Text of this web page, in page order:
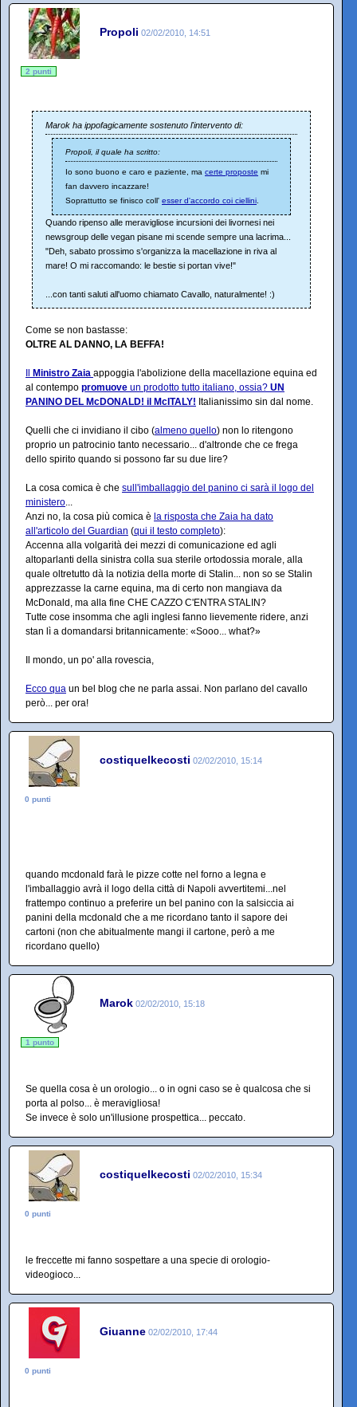
Propoli 02/02/2010, 14:51
2 punti
Marok ha ippofagicamente sostenuto l'intervento di:
Propoli, il quale ha scritto:
Io sono buono e caro e paziente, ma certe proposte mi
fan davvero incazzare!
Soprattutto se finisco coll' esser d'accordo coi ciellini
Quando ripenso alle meravigliose incursioni dei livornesi nei
newsgroup delle vegan pisane mi scende sempre una lacrima...
"Deh, sabato prossimo s'organizza la macellazione in riva al
mare! O mi raccomando: le bestie si portan vive!"
...con tanti saluti all'uomo chiamato Cavallo, naturalmente! :)
Come se non bastasse:
OLTRE AL DANNO, LA BEFFA!
Ministro Zaia appoggia l'abolizione della macellazione equina ed
al contempo promuove un prodotto tutto italiano, ossia? UN
PANINO DEL McDONALD! il McITALY! Italianissimo sin dal nome.
Quelli che ci invidiano il cibo (almeno quello) non lo ritengono
proprio un patrocinio tanto necessario... d'altronde che ce frega
dello spirito quando si possono far su due lire?
La cosa comica è che sull'imballaggio del panino ci sarà il logo del
ministero...
Anzi no, la cosa più comica è la risposta che Zaia ha dato
all'articolo del Guardian (qui il testo completo):
Accenna alla volgarità dei mezzi di comunicazione ed agli
altoparlanti della sinistra colla sua sterile ortodossia morale, alla
quale oltretutto dà la notizia della morte di Stalin... non so se Stalin
apprezzasse la carne equina, ma di certo non mangiava da
McDonald, ma alla fine CHE CAZZO C'ENTRA STALIN?
Tutte cose insomma che agli inglesi fanno lievemente ridere, anzi
stan lì a domandarsi britannicamente: «Sooo... what?»
Il mondo, un po' alla rovescia,
Ecco qua un bel blog che ne parla assai. Non parlano del cavallo
però... per ora!
costiquelkecosti 02/02/2010, 15:14
0 punti
quando mcdonald farà le pizze cotte nel forno a legna e
l'imballaggio avrà il logo della città di Napoli avvertitemi...nel
frattempo continuo a preferire un bel panino con la salsiccia ai
panini della mcdonald che a me ricordano tanto il sapore dei
cartoni (non che abitualmente mangi il cartone, però a me
ricordano quello)
Marok 02/02/2010, 15:18
1 punto
Se quella cosa è un orologio... o in ogni caso se è qualcosa che si
porta al polso... è meravigliosa!
Se invece è solo un'illusione prospettica... peccato.
costiquelkecosti 02/02/2010, 15:34
0 punti
le freccette mi fanno sospettare a una specie di orologio-
videogioco...
Giuanne 02/02/2010, 17:44
0 punti